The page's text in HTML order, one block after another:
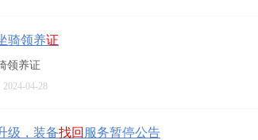
骑领养证
领养证
2024-04-28
级，装备找回 服务暂停公告